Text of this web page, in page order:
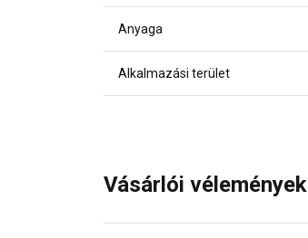
Anyaga
Alkalmazási terület
Vásárlói vélemények